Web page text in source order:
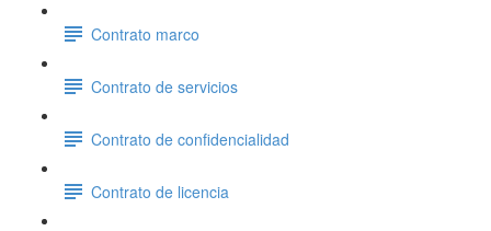
Contrato marco
Contrato de servicios
Contrato de confidencialidad
Contrato de licencia